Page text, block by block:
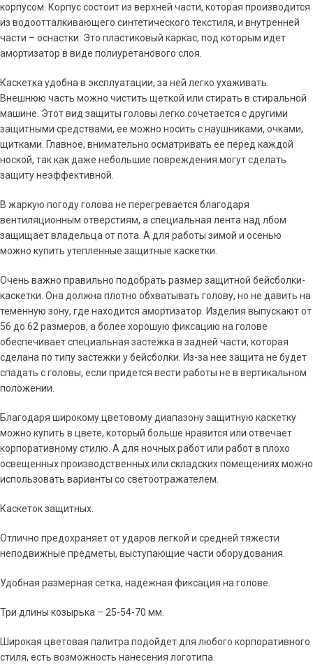
корпусом. Корпус состоит из верхней части, которая производится
из водоотталкивающего синтетического текстиля, и внутренней
части – оснастки. Это пластиковый каркас, под которым идет
амортизатор в виде полиуретанового слоя.
Каскетка удобна в эксплуатации, за ней легко ухаживать.
Внешнюю часть можно чистить щеткой или стирать в стиральной
машине. Этот вид защиты головы легко сочетается с другими
защитными средствами, ее можно носить с наушниками, очками,
щитками. Главное, внимательно осматривать ее перед каждой
ноской, так как даже небольшие повреждения могут сделать
защиту неэффективной.
В жаркую погоду голова не перегревается благодаря
вентиляционным отверстиям, а специальная лента над лбом
защищает владельца от пота. А для работы зимой и осенью
можно купить утепленные защитные каскетки.
Очень важно правильно подобрать размер защитной бейсболки-
каскетки. Она должна плотно обхватывать голову, но не давить на
теменную зону, где находится амортизатор. Изделия выпускают от
56 до 62 размеров, а более хорошую фиксацию на голове
обеспечивает специальная застежка в задней части, которая
сделана по типу застежки у бейсболки. Из-за нее защита не будет
спадать с головы, если придется вести работы не в вертикальном
положении.
Благодаря широкому цветовому диапазону защитную каскетку
можно купить в цвете, который больше нравится или отвечает
корпоративному стилю. А для ночных работ или работ в плохо
освещенных производственных или складских помещениях можно
использовать варианты со светоотражателем.
Каскеток защитных.
Отлично предохраняет от ударов легкой и средней тяжести
неподвижные предметы, выступающие части оборудования.
Удобная размерная сетка, надежная фиксация на голове.
Три длины козырька – 25-54-70 мм.
Широкая цветовая палитра подойдет для любого корпоративного
стиля, есть возможность нанесения логотипа.